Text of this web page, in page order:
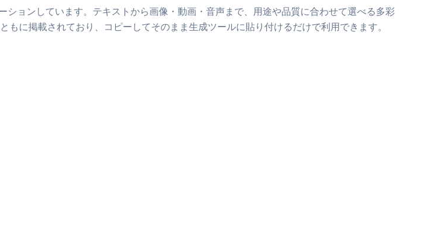
ョンしています。 テキストから画像・動画・音声まで、用途や品質に合わせて選べる多彩
に掲載されており、コピーしてそのまま生成ツールに貼り付けるだけで利用できます。